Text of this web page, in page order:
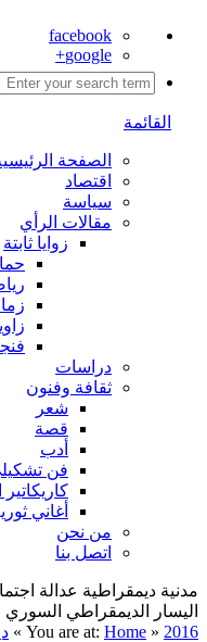
facebook
google+
القائمة
الصفحة
اقتصاد
سياسة
مقالات الرأي
زوايا ثابتة
دراسات
ثقافة وفنون
شعر
قصة
أدب
فن
كاريكاتير
أغاني
من نحن
اتصل بنا
مدنية ديمقراطية عدالة
اليسار الديمقراطي السوري العدد 1250 الأحد
You are at: Home » 2016
»